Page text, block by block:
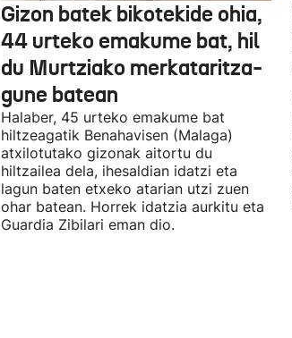
Gizon batek bikotekide ohia,
44 urteko emakume bat, hil
du Murtziako merkataritza-
gune batean
Halaber, 45 urteko emakume bat
hiltzeagatik Benahavisen (Malaga)
atxilotutako gizonak aitortu du
hiltzailea dela, ihesaldian idatzi eta
lagun baten etxeko atarian utzi zuen
ohar batean. Horrek idatzia aurkitu eta
Guardia Zibilari eman dio.